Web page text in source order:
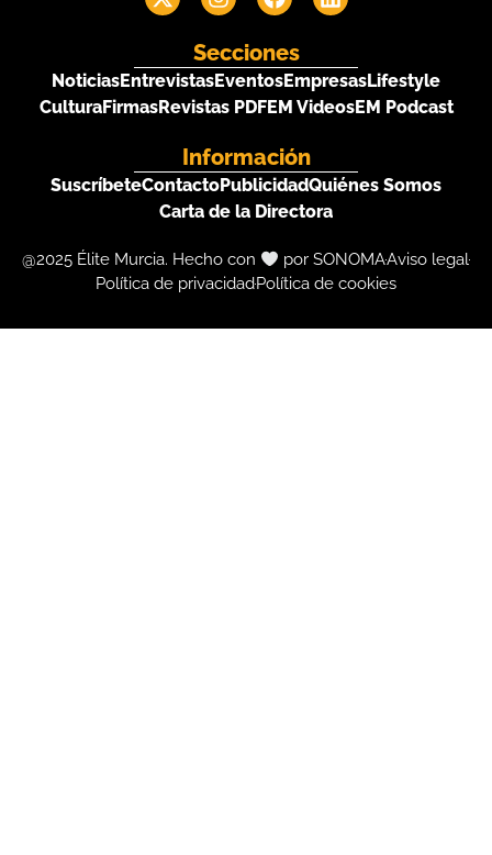
Secciones
NoticiasEntrevistasEventosEmpresasLifestyle
CulturaFirmasRevistas PDFEM VideosEM Podcast
Información
SuscríbeteContactoPublicidadQuiénes Somos
Carta de la Directora
@2025 Élite Murcia. Hecho con por SONOMAAviso legal
Política de privacidadPolítica de cookies